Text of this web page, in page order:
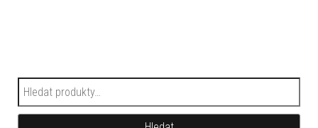
Hledat: